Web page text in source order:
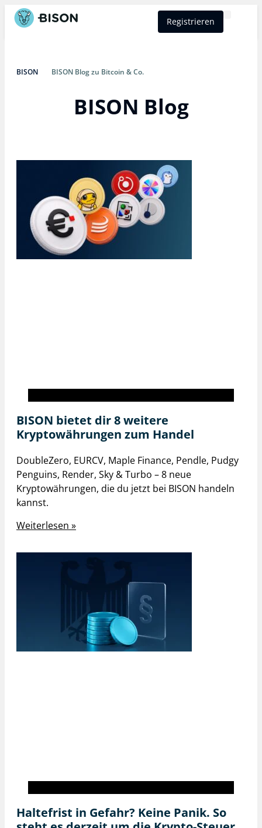
Registrieren
BISON BISON Blog zu Bitcoin & Co.
BISON Blog​
BISON bietet dir 8 weitere
Kryptowährungen zum Handel
DoubleZero, EURCV, Maple Finance, Pendle, Pudgy
Penguins, Render, Sky & Turbo – 8 neue
Kryptowährungen, die du jetzt bei BISON handeln
kannst.
Weiterlesen »
Haltefrist in Gefahr? Keine Panik. So